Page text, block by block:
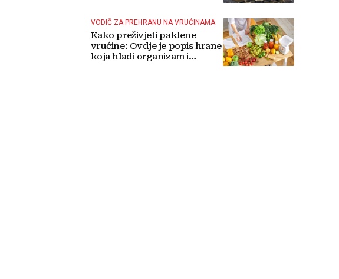
VODIČ ZA PREHRANU NA VRUĆINAMA
Kako preživjeti paklene
vrućine: Ovdje je popis hrane
koja hladi organizam i